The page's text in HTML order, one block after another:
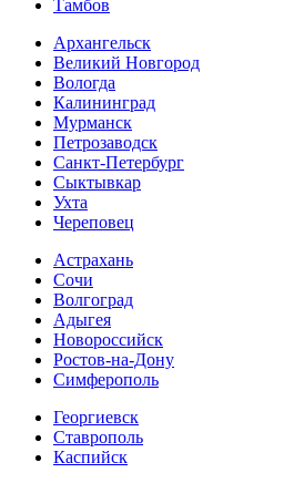
Тамбов
Архангельск
Великий Новгород
Вологда
Калининград
Мурманск
Петрозаводск
Санкт-Петербург
Сыктывкар
Ухта
Череповец
Астрахань
Сочи
Волгоград
Адыгея
Новороссийск
Ростов-на-Дону
Симферополь
Георгиевск
Ставрополь
Каспийск